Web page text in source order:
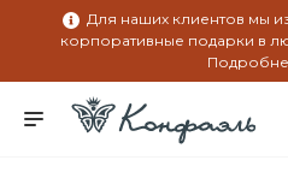
Для наших клиентов мы
корпоративные подарки в